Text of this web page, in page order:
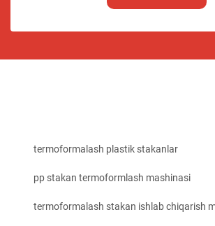
termoformalash plastik stakanlar
pp stakan termoformlash mashinasi
termoformalash stakan ishlab chiqarish